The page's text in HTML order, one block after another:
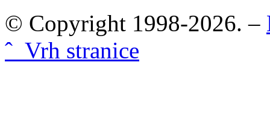
© Copyright 1998-2026. –
ˆ Vrh stranice